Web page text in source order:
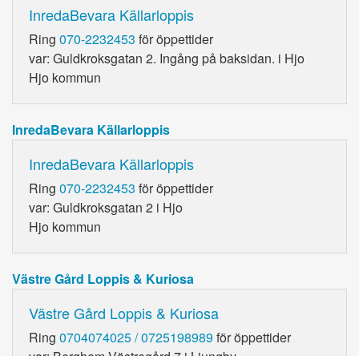
InredaBevara Källarloppis
Ring 070-2232453 för öppettider
var: Guldkroksgatan 2. Ingång på baksidan. i Hjo
Hjo kommun
InredaBevara Källarloppis
InredaBevara Källarloppis
Ring 070-2232453 för öppettider
var: Guldkroksgatan 2 i Hjo
Hjo kommun
Västre Gård Loppis & Kuriosa
Västre Gård Loppis & Kuriosa
Ring 0704074025 / 0725198989för öppettider